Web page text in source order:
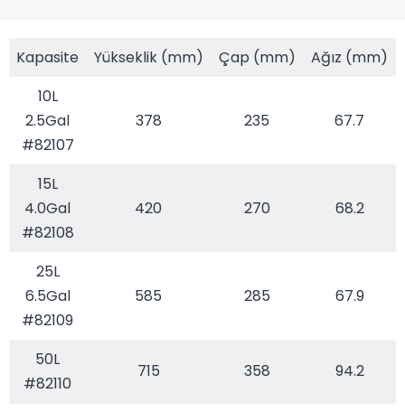
Kapasite Yükseklik (mm) Çap (mm)
Ağız (mm)
10L
2.5Gal
#82107
378 235 67.7
15L
4.0Gal
#82108
420 270 68.2
25L
6.5Gal
#82109
585 285 67.9
50L
#82110
715 358 94.2